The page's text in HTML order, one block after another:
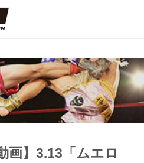
画】3.13「ムエロ